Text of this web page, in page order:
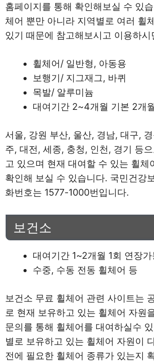
홈페이지를 통해 확인해보실 수 있
체어 뿐만 아니라 지역별로 여러 휠
있기 때문에 참고해보시고 이용하시
휠체어/ 일반형, 아동용
보행기/ 지그재그, 바퀴
목발/ 알루미늄
대여기간 2~4개월 기본 2개
서울, 강원 부산, 울산, 경남, 대구,
주, 대전, 세종, 충청, 인천, 경기 등
고 있으며 현재 대여할 수 있는 휠체
확인해 보실 수 있습니다. 국민건강
화번호는 1577-1000번입니다.
보건소
대여기간 1~2개월 1회 연장가
수중, 수동 전동 휠체어 등
보건소 무료 휠체어 관련 사이트는
로 현재 보유하고 있는 휠체어 자원
문의를 통해 휠체어를 대여하실수
별로 보유하고 있는 휠체어 자원이
전에 필요한 휠체어 종류가 있는지